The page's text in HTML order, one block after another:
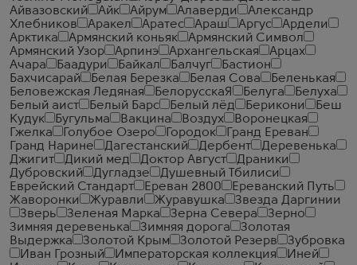
Айвазовский
Айк Айрум Алаверди
Александр
Хлебников
Аракел Аратес Араш Аргус
Ардели
Арктика
Армянский коньяк
Армянский Символ
Армянский Узор
Арпинэ Архангельская
Арцах
Ачара
Баадури Байкал Балчуг
Бастион
Бахчисарай
Белая Березка Белая Сова
Беленькая
Беловежская Ледяная
БелорусскаЯ Белуга
Белуха
Белый аист
Белый Барс Белый лёд Берикони
Беш
Кудук
Бугульма Вакцина Воздух
Воронецкая
Гжелка
Голубое Озеро Городок
Гранд Ереван
Гранд Нарине
Дагестанский Дербент
Деревенька
Джигит
Дикий мед Доктор Август
Драники
Дубровский
Дугладзе
Душевный Тбилиси
Еврейский Стандарт
Ереван 2800
Ереванский Путь
Жаворонки
Журавли Журавушка
Звезда Даргинии
Зверь
Зеленая Марка Зерна Севера
Зерно
Зимняя деревенька
Зимняя дорога
Золотая
Выдержка
Золотой Крым Золотой Резерв
Зубровка
Иван Грозный
Императорская коллекция
Иней